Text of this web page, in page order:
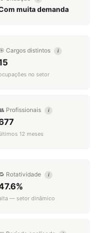
muita demanda
Cargos distintos i
no setor
Profissionais i
12 meses
Rotatividade i
— setor dinâmico